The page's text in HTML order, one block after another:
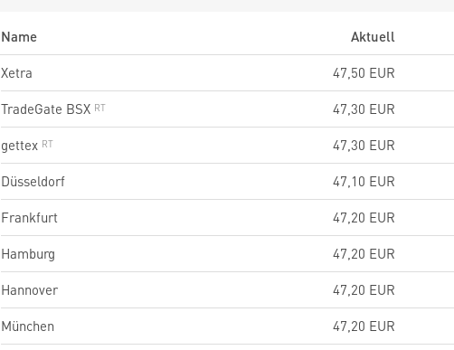
Name Aktuell
Xetra
47,50 EUR
TradeGate BSX
47,30 EUR
gettex
47,30 EUR
Düsseldorf
47,10 EUR
Frankfurt
47,20 EUR
Hamburg
47,20 EUR
Hannover
47,20 EUR
München
47,20 EUR